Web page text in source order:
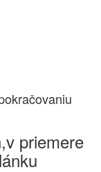
priemere